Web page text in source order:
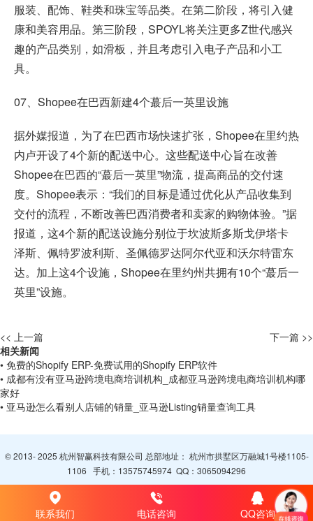
服装、配饰、鞋类和珠宝等品类。在第二阶段，将引入健
康和美容用品。第三阶段，SPOYL将关注更多Z世代感兴
趣的产品类别，如滑板，并且考虑引入电子产品和小工
具。
07、 Shopee在巴西新建4个蕞后一英里设施
据外媒报道，为了在巴西市场快速扩张，Shopee在里约热
内卢开设了4个新的配送中心。这些配送中心旨在改善
Shopee在巴西的“蕞后一英里”物流，提高商品的交付速
度。Shopee表示：“我们的目标是通过优化从产品收集到
交付的流程，不断改善巴西消费者和卖家的购物体验。”据
报道，这4个新的配送设施分别位于坎波斯多斯戈伊塔卡
泽斯、佩特罗波利斯、圣佩德罗达阿尔代亚和沃尔特雷东
达。加上这4个设施，Shopee在里约州共拥有10个“蕞后一
英里”设施。
<< 上一篇
下一篇 >>
相关新闻
• 免费的Shopify ERP-免费试用的Shopify ERP软件
• 成都有没有亚马逊跨境电商培训机构_成都亚马逊跨境电商培训机构哪
家好
• 亚马逊怎么看别人店铺的销量_亚马逊Listing销量查询工具
© 2013- 2025 杭州智赢科技有限公司 总部地址： 杭州市拱墅区万融城1号楼1105-
1106 手机： 13575745974 QQ： 3065094296
联系我们 电话咨询 QQ咨询